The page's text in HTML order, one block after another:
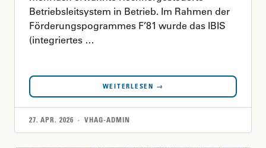
Betriebsleitsystem in Betrieb. Im Rahmen der
Förderungspogrammes F’81 wurde das IBIS
(integriertes …
WEITERLESEN →
27. APR. 2026 · VHAG-ADMIN